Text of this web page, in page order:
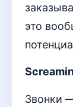
это
Звонки